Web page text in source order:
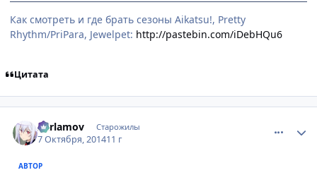
Как смотреть и где брать сезоны Aikatsu!, Pretty
Rhythm/PriPara, Jewelpet: http://pastebin.com/iDebHQu6
Цитата
Xarlamov Старожилы
7 Октября, 201411 г
АВТОР